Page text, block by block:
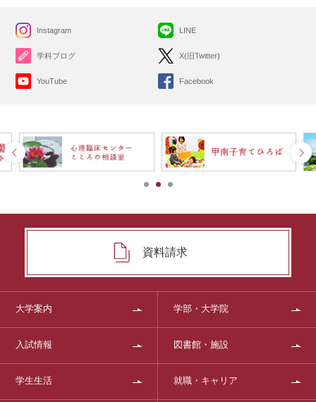
Instagram
学科ブログ
YouTube
LINE
X(旧Twitter)
Facebook
資料請求
大学案内 学部・大学院
入試情報 図書館・施設
学生生活 就職・キャリア